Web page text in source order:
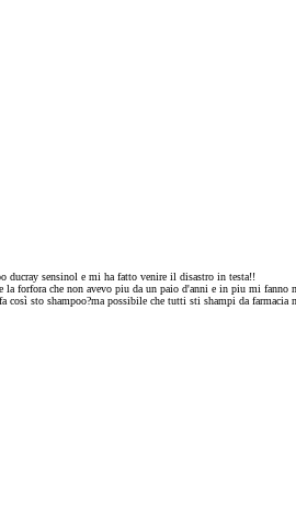
ducray sensinol e mi ha fatto venire il disastro in testa!!
forfora che non avevo piu da un paio d'anni e in piu mi
così sto shampoo?ma possibile che tutti sti shampi da